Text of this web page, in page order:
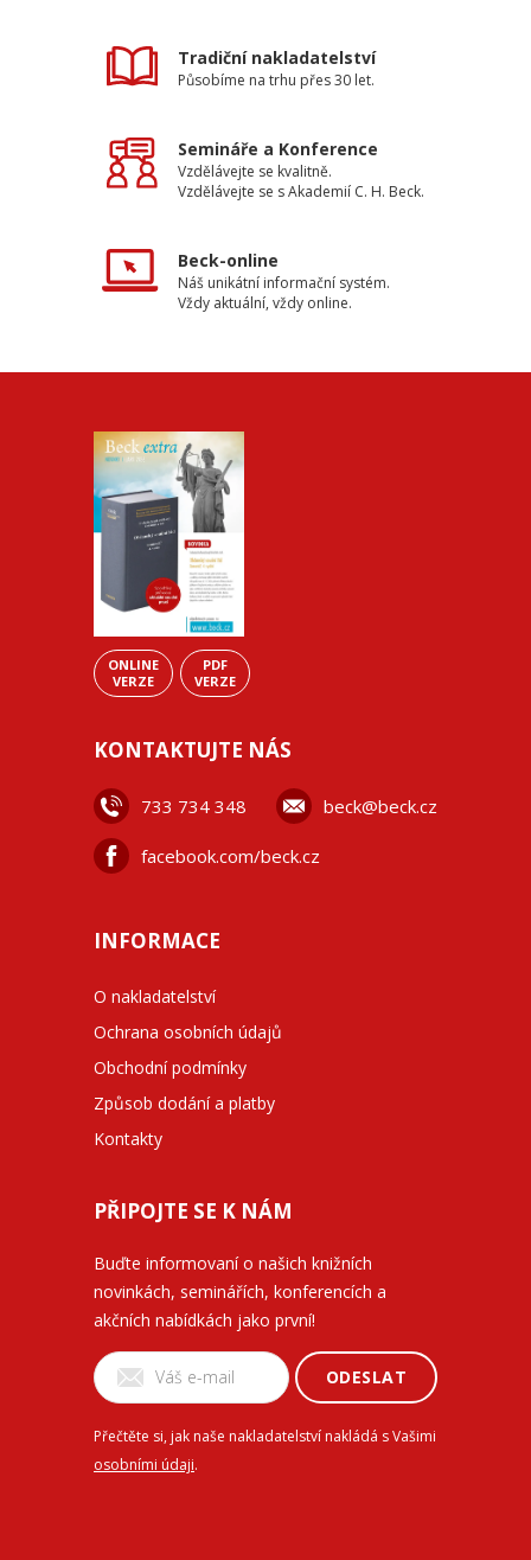
Tradiční nakladatelství
Působíme na trhu přes 30 let.
Semináře a Konference
Vzdělávejte se kvalitně.
Vzdělávejte se s Akademií C. H. Beck.
Beck-online
Náš unikátní informační systém.
Vždy aktuální, vždy online.
ONLINE
VERZE
PDF
VERZE
KONTAKTUJTE NÁS
733 734 348 beck@beck.cz
facebook.com/beck.cz
INFORMACE
O nakladatelství
Ochrana osobních údajů
Obchodní podmínky
Způsob dodání a platby
Kontakty
PŘIPOJTE SE K NÁM
Buďte informovaní o našich knižních
novinkách, seminářích, konferencích a
akčních nabídkách jako první!
ODESLAT
Přečtěte si, jak naše nakladatelství nakládá s Vašimi
osobními údaji.